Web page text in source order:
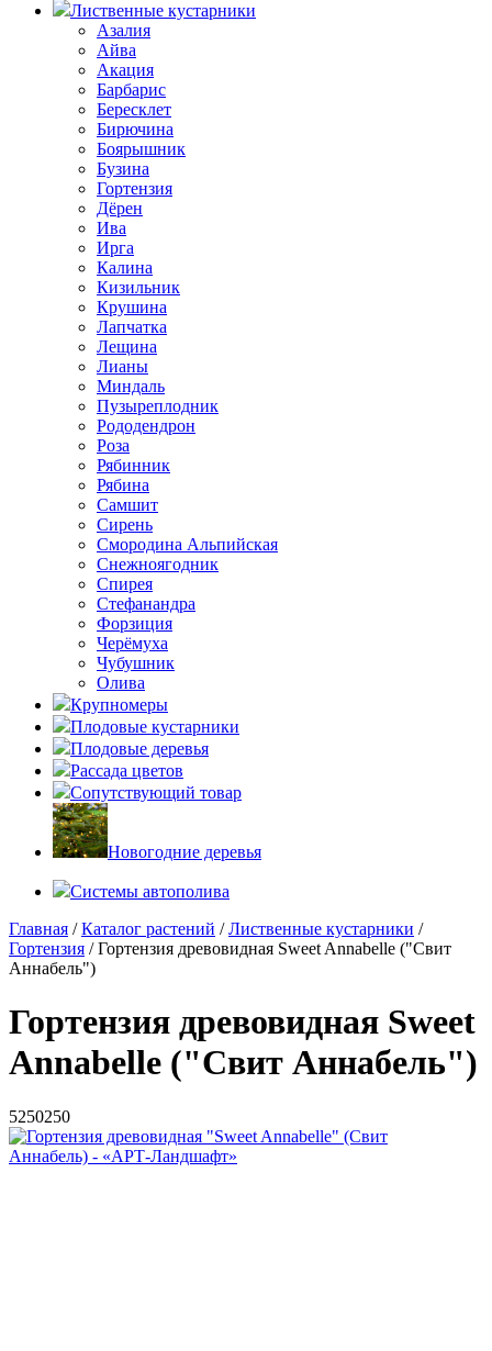
Лиственные кустарники
Азалия
Айва
Акация
Барбарис
Бересклет
Бирючина
Боярышник
Бузина
Гортензия
Дёрен
Ива
Ирга
Калина
Кизильник
Крушина
Лапчатка
Лещина
Лианы
Миндаль
Пузыреплодник
Рододендрон
Роза
Рябинник
Рябина
Самшит
Сирень
Смородина Альпийская
Снежноягодник
Спирея
Стефанандра
Форзиция
Черёмуха
Чубушник
Олива
Крупномеры
Плодовые кустарники
Плодовые деревья
Рассада цветов
Сопутствующий товар
Новогодние деревья
Системы автополива
Главная /Каталог растений /Лиственные кустарники /
Гортензия / Гортензия древовидная Sweet Annabelle ("Свит
Аннабель")
Гортензия древовидная Sweet
Annabelle ("Свит Аннабель")
5250250